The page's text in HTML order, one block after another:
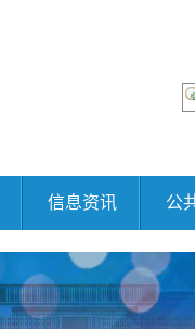
信息资讯 公